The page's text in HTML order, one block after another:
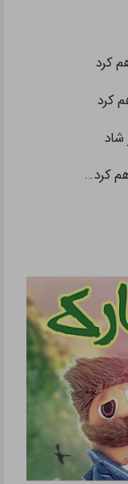
کرد
کرد
شاد
کرد…